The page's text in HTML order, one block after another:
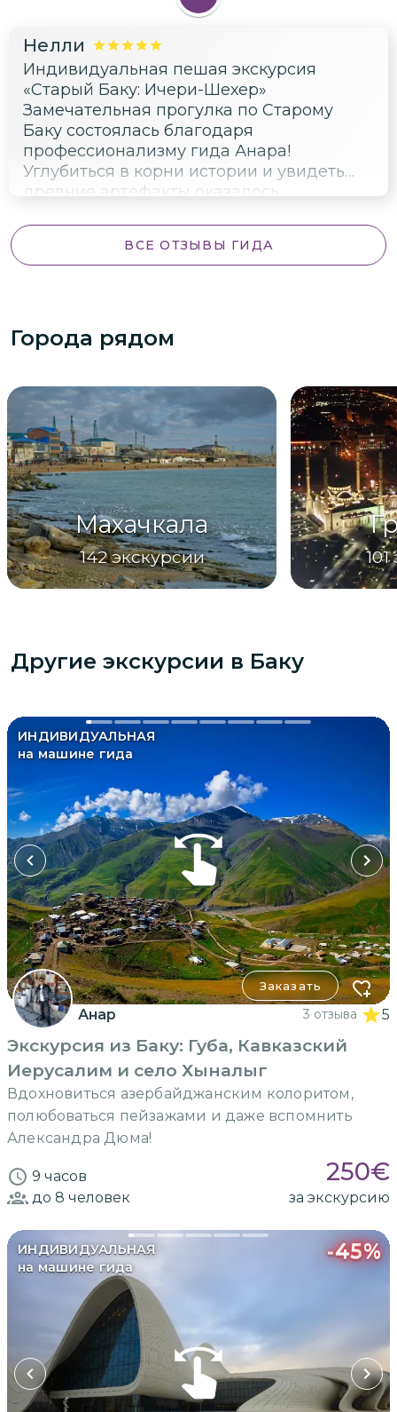
фильмов и поверил в магию
Нелли
Индивидуальная пешая экскурсия
«Старый Баку: Ичери-Шехер»
Замечательная прогулка по Старому
Баку состоялась благодаря
профессионализму гида Анара!
Углубиться в корни истории и увидеть
древние артефакты оказалось
смело утверждать, что полноценно
чувствую связь времен и народов!
ВСЕ ОТЗЫВЫ ГИДА
Города рядом
Махачкала
142 экскурсии 101
Другие экскурсии в Баку
ИНДИВИДУАЛЬНАЯ
на машине гида
Заказать
Анар 3 отзыва 5
Экскурсия из Баку: Губа, Кавказский
Иерусалим и село Хыналыг
Вдохновиться азербайджанским колоритом,
полюбоваться пейзажами и даже вспомнить
Александра Дюма!
9 часов 250€
до 8 человек за экскурсию
ИНДИВИДУАЛЬНАЯ
на машине гида
-45%